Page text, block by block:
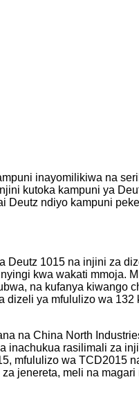
inayomilikiwa na
kutoka kampuni ya
ndiyo kampuni
1015 na injini za
kwa wakati mmoja.
na kufanya
ya mfululizo wa
na China North
rasilimali za
mfululizo wa TCD2015
jenereta, meli na